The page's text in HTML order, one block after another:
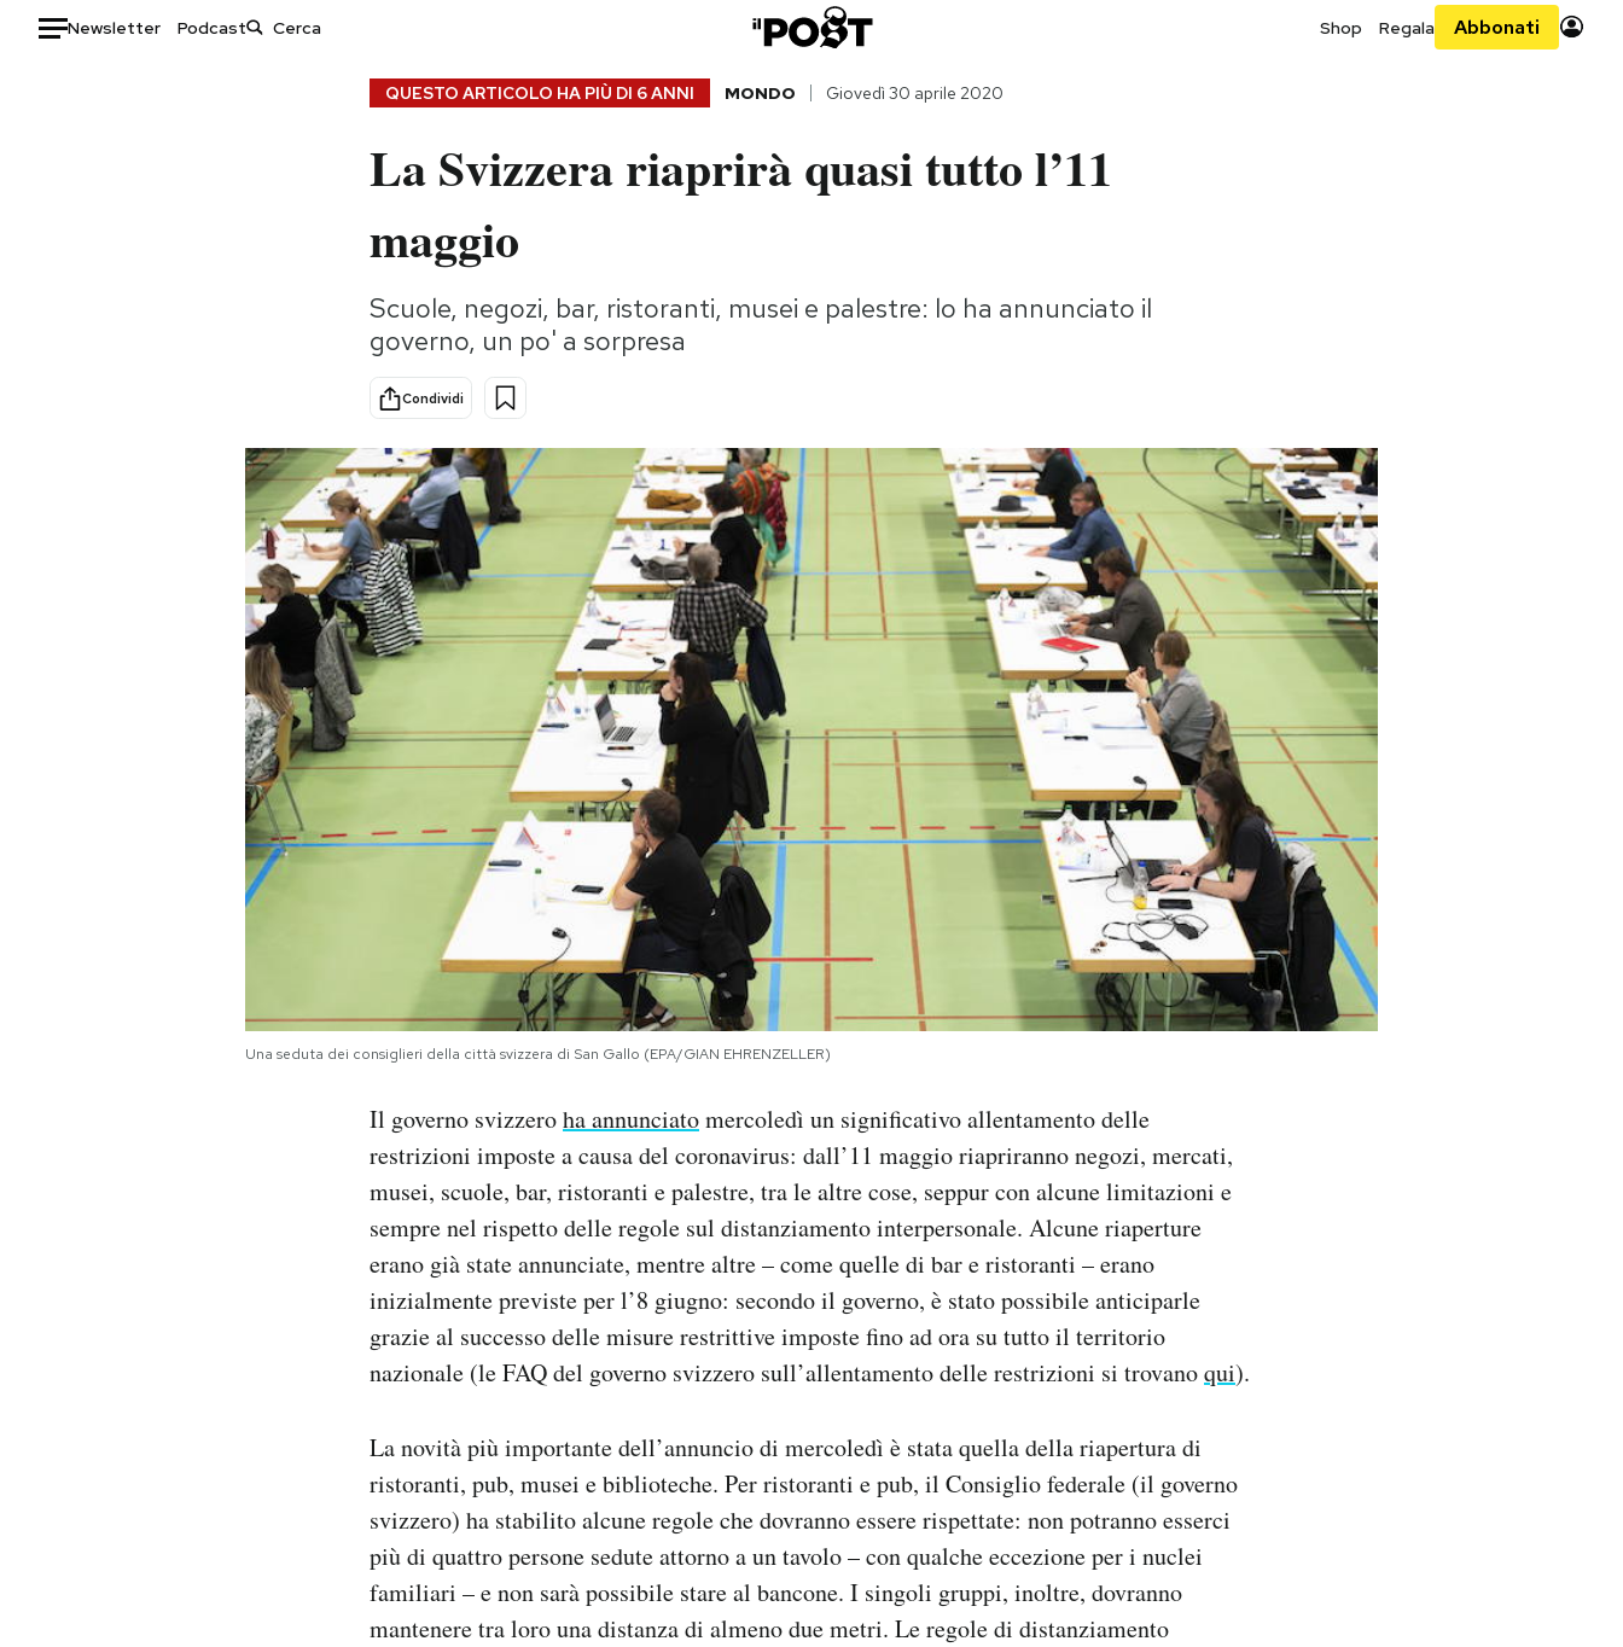
Newsletter Podcast Shop Regala Abbonati
Storie/Idee
Ok Boomer!
Altrecose
Mondiali calcio 2026
QUESTO ARTICOLO HA PIÙ DI 6 ANNI MONDO Giovedì 30 aprile 2020
La Svizzera riaprirà quasi tutto l’11
maggio
Scuole, negozi, bar, ristoranti, musei e palestre: lo ha annunciato il
governo, un po' a sorpresa
Condividi
Una seduta dei consiglieri della città svizzera di San Gallo (EPA/GIAN EHRENZELLER)
Il governo svizzeroha annunciatomercoledì un significativo allentamento delle
restrizioni imposte a causa del coronavirus: dall’11 maggio riapriranno negozi, mercati,
musei, scuole, bar, ristoranti e palestre, tra le altre cose, seppur con alcune limitazioni e
sempre nel rispetto delle regole sul distanziamento interpersonale. Alcune riaperture
erano già state annunciate, mentre altre – come quelle di bar e ristoranti – erano
inizialmente previste per l’8 giugno: secondo il governo, è stato possibile anticiparle
grazie al successo delle misure restrittive imposte fino ad ora su tutto il territorio
nazionale (le FAQ del governo svizzero sull’allentamento delle restrizioni si trovanoqui).
La novità più importante dell’annuncio di mercoledì è stata quella della riapertura di
ristoranti, pub, musei e biblioteche. Per ristoranti e pub, il Consiglio federale (il governo
svizzero) ha stabilito alcune regole che dovranno essere rispettate: non potranno esserci
più di quattro persone sedute attorno a un tavolo – con qualche eccezione per i nuclei
familiari – e non sarà possibile stare al bancone. I singoli gruppi, inoltre, dovranno
mantenere tra loro una distanza di almeno due metri. Le regole di distanziamento